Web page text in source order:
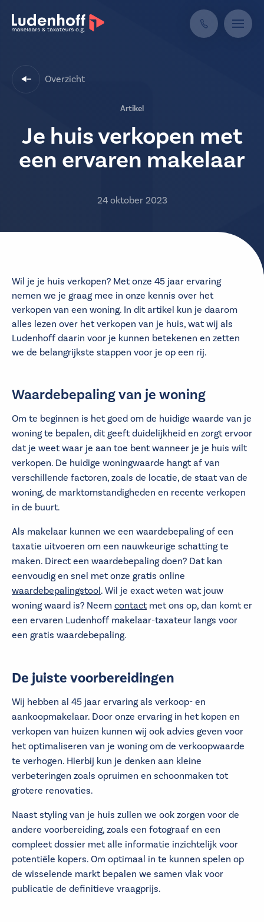
Overzicht
Artikel
Je huis verkopen met
een ervaren makelaar
24 oktober 2023
Wil je je huis verkopen? Met onze 45 jaar ervaring
nemen we je graag mee in onze kennis over het
verkopen van een woning. In dit artikel kun je daarom
alles lezen over het verkopen van je huis, wat wij als
Ludenhoff daarin voor je kunnen betekenen en zetten
we de belangrijkste stappen voor je op een rij.
Waardebepaling van je woning
Om te beginnen is het goed om de huidige waarde van je
woning te bepalen, dit geeft duidelijkheid en zorgt ervoor
dat je weet waar je aan toe bent wanneer je je huis wilt
verkopen. De huidige woningwaarde hangt af van
verschillende factoren, zoals de locatie, de staat van de
woning, de marktomstandigheden en recente verkopen
in de buurt.
Als makelaar kunnen we een waardebepaling of een
taxatie uitvoeren om een nauwkeurige schatting te
maken. Direct een waardebepaling doen? Dat kan
eenvoudig en snel met onze gratis online
waardebepalingstool. Wil je exact weten wat jouw
woning waard is? Neem contactmet ons op, dan komt er
een ervaren Ludenhoff makelaar-taxateur langs voor
een gratis waardebepaling.
De juiste voorbereidingen
Wij hebben al 45 jaar ervaring als verkoop- en
aankoopmakelaar. Door onze ervaring in het kopen en
verkopen van huizen kunnen wij ook advies geven voor
het optimaliseren van je woning om de verkoopwaarde
te verhogen. Hierbij kun je denken aan kleine
verbeteringen zoals opruimen en schoonmaken tot
grotere renovaties.
Naast styling van je huis zullen we ook zorgen voor de
andere voorbereiding, zoals een fotograaf en een
compleet dossier met alle informatie inzichtelijk voor
potentiële kopers. Om optimaal in te kunnen spelen op
de wisselende markt bepalen we samen vlak voor
publicatie de definitieve vraagprijs.